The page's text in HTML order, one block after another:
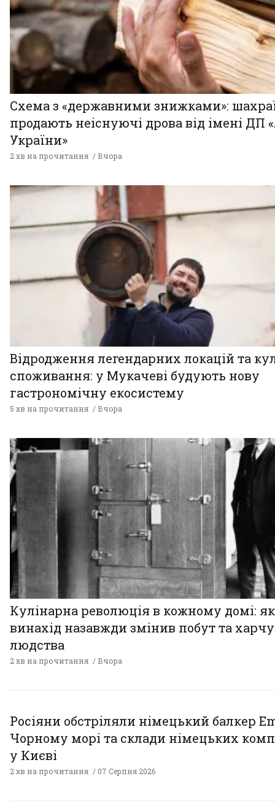
Схема з «державними знижками»:
продають неіснуючі дрова від імені ДП
України»
2 хв на прочитання Вчора
Відродження легендарних локацій та
споживання: у Мукачеві будують нову
гастрономічну екосистему
5 хв на прочитання Вчора
Кулінарна революція в кожному домі:
винахід назавжди змінив побут та
людства
2 хв на прочитання Вчора
Росіяни обстріляли німецький балкер
Чорному морі та склади німецьких
у Києві
2 хв на прочитання 07 Серпня 2026